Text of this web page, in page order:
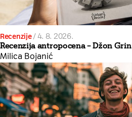
Recenzije/4. 8. 2026.
Recenzija antropocena – Džon Grin
Milica Bojanić